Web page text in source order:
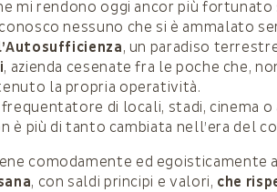
mi rendono oggi ancor più
nessuno che si è ammalato
, un paradiso
, azienda cesenate fra le poche che,
la propria operatività.
frequentatore di locali, stadi, cinema
è più di tanto cambiata nell’era del
comodamente ed egoisticamente
, con saldi principi e valori, che